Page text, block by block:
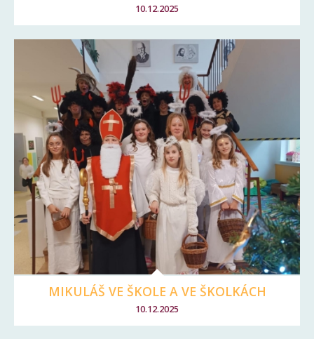
10.12.2025
MIKULÁŠ VE ŠKOLE A VE ŠKOLKÁCH
10.12.2025